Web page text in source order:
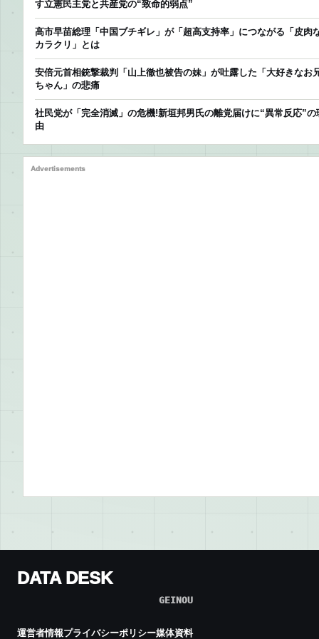
す立憲民主党と共産党の“致命的弱点”
高市早苗総理「中国ブチギレ」が「超高支持率」につながる「皮肉
カラクリ」とは
安倍元首相銃撃裁判「山上徹也被告の妹」が吐露した「大好きなお
ちゃん」の悲痛
社民党が「完全消滅」の危機!新垣邦男氏の離党届けに“異常反応”の
由
Advertisements
DATA DESK
GEINOU
運営者情報プライバシーポリシー媒体資料